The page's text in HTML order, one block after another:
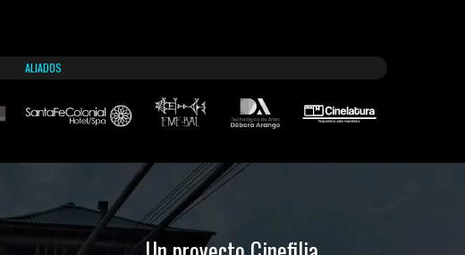
ALIADOS